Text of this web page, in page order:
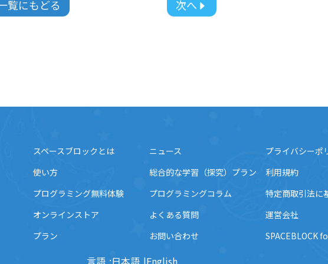
覧にもどる 次へ
スペースブロックとは
使い方
プログラミング無料体験
オンラインストア
プラン
ニュース
総合的な学習（探究）プラン
プログラミングコラム
よくある質問
お問い合わせ
プライバシーポ
利用規約
特定商取引法に
運営会社
SPACEBLOCK